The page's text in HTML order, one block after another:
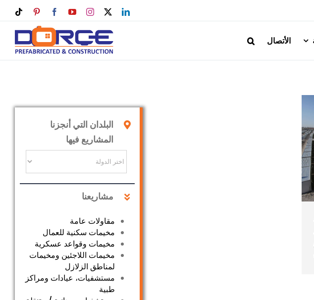
LinkedIn
X
Instagram
YouTube
Facebook
Pinterest
الأتصال
البلدان التي أنجزنا
المشاريع فيها
مشاريعنا
مقاولات عامة
مخيمات سكنية للعمال
مخيمات وقواعد عسكرية
مخيمات اللاجئين ومخيمات
لمناطق الزلازل
مستشفيات، عيادات ومراكز
طبية